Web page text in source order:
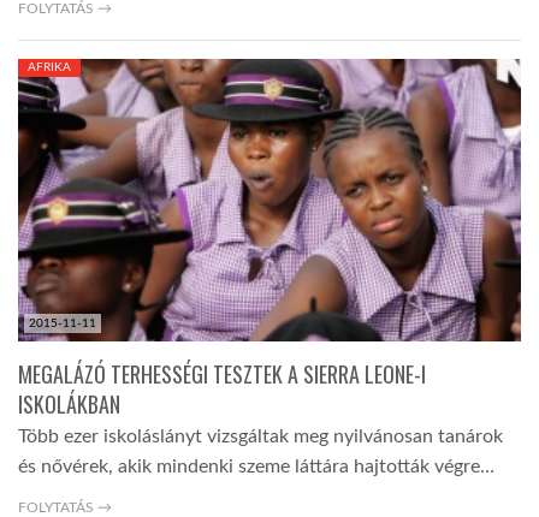
FOLYTATÁS →
2015-11-11
AFRIKA
MEGALÁZÓ TERHESSÉGI TESZTEK A SIERRA LEONE-I
ISKOLÁKBAN
Több ezer iskoláslányt vizsgáltak meg nyilvánosan tanárok
és nővérek, akik mindenki szeme láttára hajtották végre…
FOLYTATÁS →